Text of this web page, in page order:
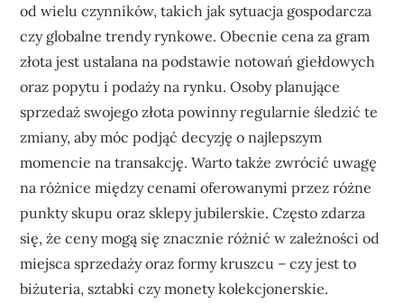
od wielu czynników, takich jak sytuacja gospodarcza
czy globalne trendy rynkowe. Obecnie cena za gram
złota jest ustalana na podstawie notowań giełdowych
oraz popytu i podaży na rynku. Osoby planujące
sprzedaż swojego złota powinny regularnie śledzić te
zmiany, aby móc podjąć decyzję o najlepszym
momencie na transakcję. Warto także zwrócić uwagę
na różnice między cenami oferowanymi przez różne
punkty skupu oraz sklepy jubilerskie. Często zdarza
się, że ceny mogą się znacznie różnić w zależności od
miejsca sprzedaży oraz formy kruszcu – czy jest to
biżuteria, sztabki czy monety kolekcjonerskie.